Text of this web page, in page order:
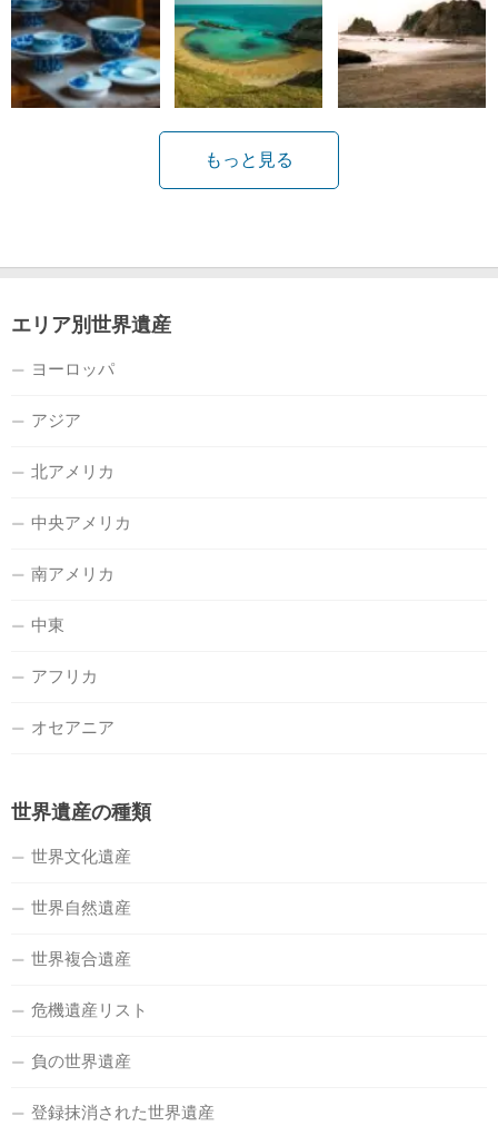
もっと見る
エリア別世界遺産
ヨーロッパ
アジア
北アメリカ
中央アメリカ
南アメリカ
中東
アフリカ
オセアニア
世界遺産の種類
世界文化遺産
世界自然遺産
世界複合遺産
危機遺産リスト
負の世界遺産
登録抹消された世界遺産